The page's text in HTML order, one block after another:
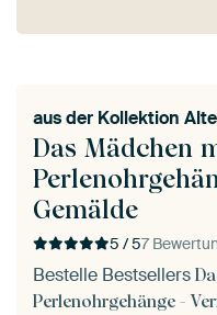
Das Mädchen
Gemälde
aus der Kollektion
5 / 57
Bestelle Bestsellers
Perlenohrgehänge -